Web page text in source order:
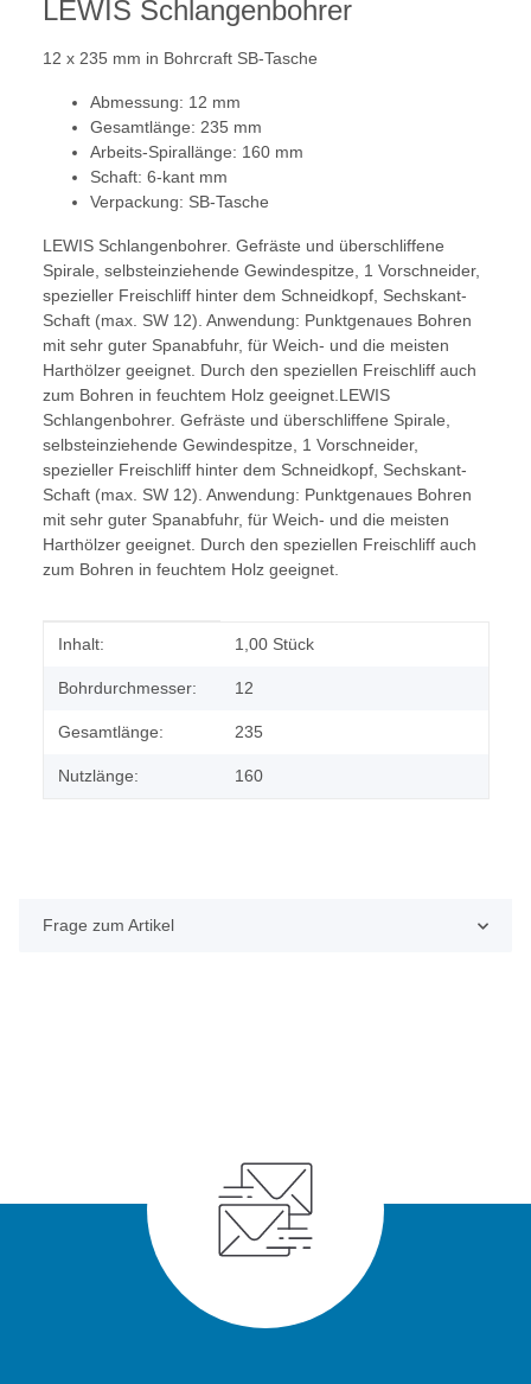
LEWIS Schlangenbohrer
12 x 235 mm in Bohrcraft SB-Tasche
Abmessung: 12 mm
Gesamtlänge: 235 mm
Arbeits-Spirallänge: 160 mm
Schaft: 6-kant mm
Verpackung: SB-Tasche
LEWIS Schlangenbohrer. Gefräste und überschliffene
Spirale, selbsteinziehende Gewindespitze, 1 Vorschneider,
spezieller Freischliff hinter dem Schneidkopf, Sechskant-
Schaft (max. SW 12). Anwendung: Punktgenaues Bohren
mit sehr guter Spanabfuhr, für Weich- und die meisten
Harthölzer geeignet. Durch den speziellen Freischliff auch
zum Bohren in feuchtem Holz geeignet.LEWIS
Schlangenbohrer. Gefräste und überschliffene Spirale,
selbsteinziehende Gewindespitze, 1 Vorschneider,
spezieller Freischliff hinter dem Schneidkopf, Sechskant-
Schaft (max. SW 12). Anwendung: Punktgenaues Bohren
mit sehr guter Spanabfuhr, für Weich- und die meisten
Harthölzer geeignet. Durch den speziellen Freischliff auch
zum Bohren in feuchtem Holz geeignet.
Produkteigenschaft
Wert
Inhalt: 1,00 Stück
Bohrdurchmesser: 12
Gesamtlänge: 235
Nutzlänge: 160
Frage zum Artikel